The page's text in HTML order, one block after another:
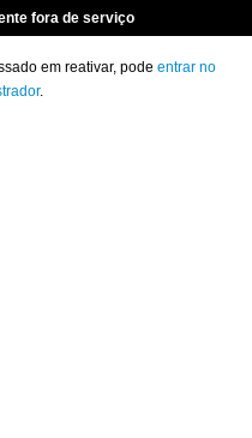
fora de serviço
em reativar, pode entrar no
.